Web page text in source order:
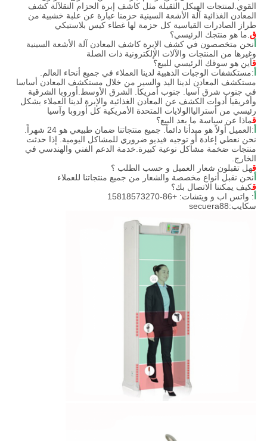
القوي.لمنتجات الهيكل الثقيلة مثل كاشف إبرة الحزام النقلآلة كشف
المعادن الغذائية آلة الأشعة السينية حزمنا عبارة عن علبة خشبية من
طراز الصادرات القياسية كل حزمة لها غطاء كيس بلاستيكي
ق.ما هو منتجك الرئيسي؟
نحن متخصصون في كشف الإبرة كاشف المعادن آلة الأشعة السينية
وغيرها من المنتجات والآلات الإلكترونية ذات الصلة
قأين هو سوقك الرئيسي للبيع؟
:مستكشفات الوجبات الذهبية لدينا العملاء في جميع أنحاء العالم.
مستكشف المعادن لدينا اليد والسير من خلال مستكشف المعادن أساسا
في جنوب شرق آسيا. جنوب أمريكا. الشرق الأوسط.أوروبا الشرقية
وأفريقيا أدوات الكشف عن المعادن الغذائية والإبرة لدينا العملاء بشكل
رئيسي من أسترالياالولايات المتحدة الأمريكية كل أوروبا وآسيا
قماذا عن سياسة ما بعد البيع؟
:العميل أولاً هو مبدأنا دائماً. جميع منتجاتنا ضمان طبيعي هو 24 شهراً.
نحن نعطي إعادة أو توجيه فيديو ضروري للمشاكل اليومية. إذا حدثت
منتجات ضخمة مشاكل نوعية كبيرة.خدمة الدعم الفني والهندسي في
الخارج.
قهل تقبلون شعار العميل و حسب الطلب ؟
نحن نقبل أنواع مخصصة والشعار من جميع منتجاتنا للعملاء
قكيف يمكننا الاتصال بك؟
: واتس اب و ويتشات: +86-15818573270
سكايب:secuera88